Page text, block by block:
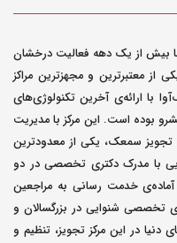
بیش از یک دهه فعالیت درخشان
از معتبرترین و مجهزترین مراکز
با ارائه‌ی آخرین تکنولوژی‌های
بوده است. این مرکز با مدیریت
سمعک، یکی از معدودترین
با مدرک دکتری تخصصی در دو
خدمت رسانی به مراجعین
تخصصی شنوایی در بزرگسالان و
در این مرکز تجویز، تنظیم و